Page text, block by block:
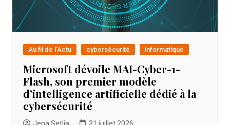
Au fil de l'Actu cybersécurité informatique
Microsoft dévoile MAI-Cyber-1-
Flash, son premier modèle
d’intelligence artificielle dédié à la
cybersécurité